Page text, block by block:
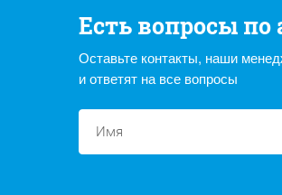
Есть вопросы по
Оставьте контакты, наши
и ответят на все вопросы